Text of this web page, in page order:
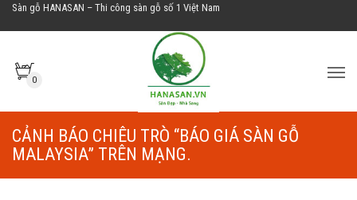
Sàn gỗ HANASAN – Thi công sàn gỗ số 1 Việt Nam
0
CẢNH BÁO CHIÊU TRÒ “BÁO GIÁ SÀN GỖ
MALAYSIA” TRÊN MẠNG.